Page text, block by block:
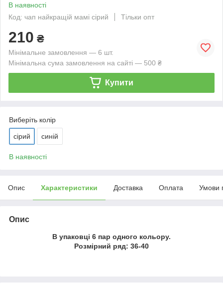
В наявності
Код: чап найкращій мамі сірий
Тільки опт
210 ₴
Мінімальне замовлення — 6 шт.
Мінімальна сума замовлення на сайті — 500 ₴
Купити
Виберіть колір
сірий синій
В наявності
Опис Характеристики Доставка Оплата Умови
Опис
В упаковці 6 пар одного кольору.
Розмірний ряд: 36-40